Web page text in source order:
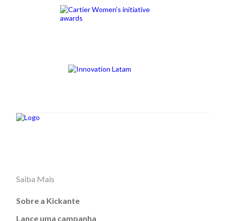
Saiba Mais
Sobre a Kickante
Lance uma campanha